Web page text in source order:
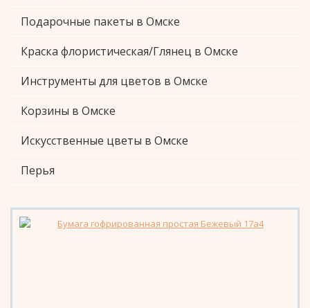
Подарочные пакеты в Омске
Краска флористическая/Глянец в Омске
Инструменты для цветов в Омске
Корзины в Омске
Искусственные цветы в Омске
Перья